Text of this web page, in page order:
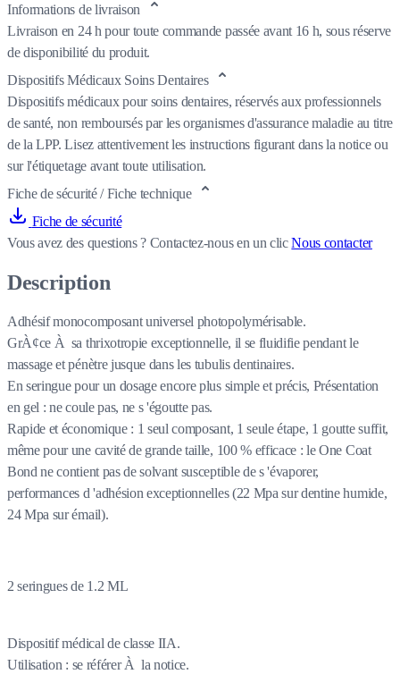
Informations de livraison
Livraison en 24 h pour toute commande passée avant 16 h, sous réserve
de disponibilité du produit.
Dispositifs Médicaux Soins Dentaires
Dispositifs médicaux pour soins dentaires, réservés aux professionnels
de santé, non remboursés par les organismes d'assurance maladie au titre
de la LPP. Lisez attentivement les instructions figurant dans la notice ou
sur l'étiquetage avant toute utilisation.
Fiche de sécurité / Fiche technique
Fiche de sécurité
Vous avez des questions ? Contactez-nous en un clicNous contacter
Description
Adhésif monocomposant universel photopolymérisable.
GrÀ¢ce À sa thrixotropie exceptionnelle, il se fluidifie pendant le
massage et pénètre jusque dans les tubulis dentinaires.
En seringue pour un dosage encore plus simple et précis, Présentation
en gel : ne coule pas, ne s 'égoutte pas.
Rapide et économique : 1 seul composant, 1 seule étape, 1 goutte suffit,
même pour une cavité de grande taille, 100 % efficace : le One Coat
Bond ne contient pas de solvant susceptible de s 'évaporer,
performances d 'adhésion exceptionnelles (22 Mpa sur dentine humide,
24 Mpa sur émail).
2 seringues de 1.2 ML
Dispositif médical de classe IIA.
Utilisation : se référer À la notice.